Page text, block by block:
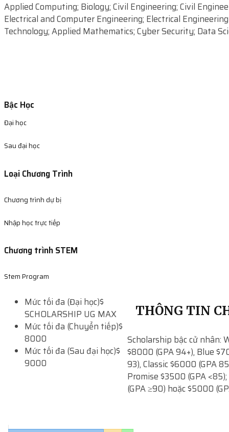
Bậc Học
Đại học
Sau đại học
Loại Chương Trình
Chương trình dự bị
Nhập học trực tiếp
Chương trình STEM
Stem Program
Applied Computing; Biology; Civil Engineering; Civil
Electrical and Computer Engineering; Electrical
Technology; Applied Mathematics; Cyber Security; Data
Mức tối đa (Đại học)$
SCHOLARSHIP UG MAX
Mức tối đa (Chuyển tiếp)$
8000
Mức tối đa (Sau đại học)$
9000
THÔNG TIN
Scholarship bậc cử nhân:
$8000 (GPA 94+), Blue
93), Classic $6000 (GPA
Promise $3500 (GPA
(GPA ≥90) hoặc $5000